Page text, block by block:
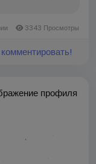
3343 Просмотры
профиля